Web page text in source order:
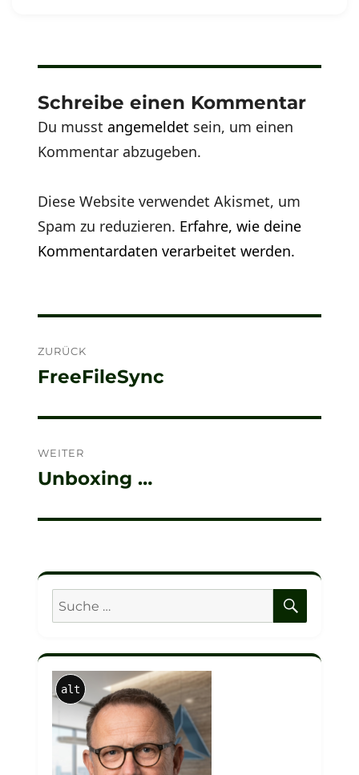
Schreibe einen Kommentar
Du musstangemeldet sein, um einen
Kommentar abzugeben.
Diese Website verwendet Akismet, um
Spam zu reduzieren. Erfahre, wie deine
Kommentardaten verarbeitet werden.
ZURÜCK
Vorheriger
FreeFileSync
WEITER
Nächster
Unboxing …
Suche
nach:
alt